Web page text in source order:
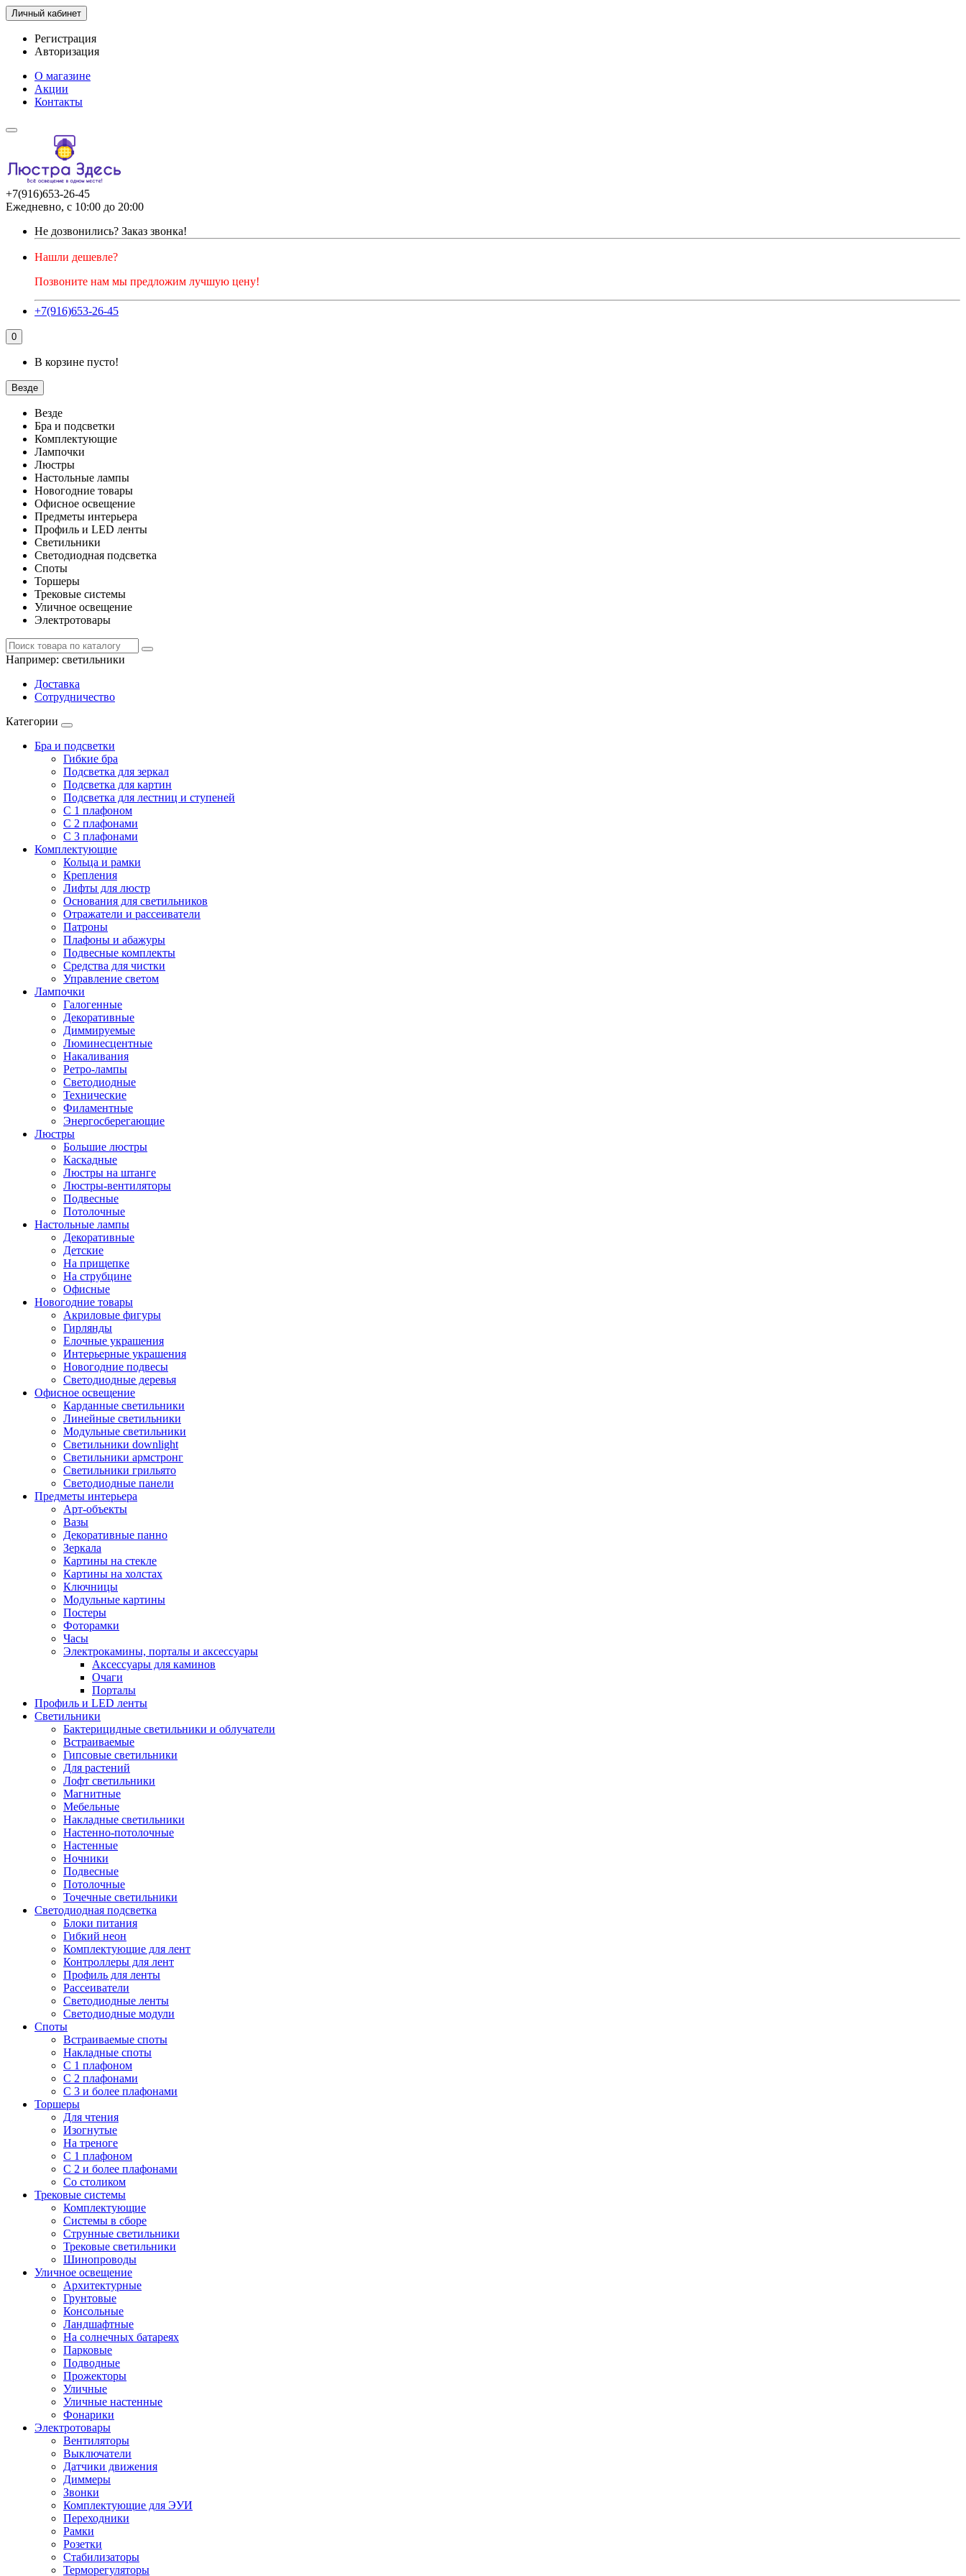
Личный кабинет
Регистрация
Авторизация
О магазине
Акции
Контакты
+7(916)653-26-45
Ежедневно, с 10:00 до 20:00
Не дозвонились? Заказ звонка!
Нашли дешевле?
Позвоните нам мы предложим лучшую цену!
+7(916)653-26-45
0
В корзине пусто!
Везде
Везде
Бра и подсветки
Комплектующие
Лампочки
Люстры
Настольные лампы
Новогодние товары
Офисное освещение
Предметы интерьера
Профиль и LED ленты
Светильники
Светодиодная подсветка
Споты
Торшеры
Трековые системы
Уличное освещение
Электротовары
Например: светильники
Доставка
Сотрудничество
Категории
Бра и подсветки
Гибкие бра
Подсветка для зеркал
Подсветка для картин
Подсветка для лестниц и ступеней
С 1 плафоном
С 2 плафонами
С 3 плафонами
Комплектующие
Кольца и рамки
Крепления
Лифты для люстр
Основания для светильников
Отражатели и рассеиватели
Патроны
Плафоны и абажуры
Подвесные комплекты
Средства для чистки
Управление светом
Лампочки
Галогенные
Декоративные
Диммируемые
Люминесцентные
Накаливания
Ретро-лампы
Светодиодные
Технические
Филаментные
Энергосберегающие
Люстры
Большие люстры
Каскадные
Люстры на штанге
Люстры-вентиляторы
Подвесные
Потолочные
Настольные лампы
Декоративные
Детские
На прищепке
На струбцине
Офисные
Новогодние товары
Акриловые фигуры
Гирлянды
Елочные украшения
Интерьерные украшения
Новогодние подвесы
Светодиодные деревья
Офисное освещение
Карданные светильники
Линейные светильники
Модульные светильники
Светильники downlight
Светильники армстронг
Светильники грильято
Светодиодные панели
Предметы интерьера
Арт-объекты
Вазы
Декоративные панно
Зеркала
Картины на стекле
Картины на холстах
Ключницы
Модульные картины
Постеры
Фоторамки
Часы
Электрокамины, порталы и аксессуары
Аксессуары для каминов
Очаги
Порталы
Профиль и LED ленты
Светильники
Бактерицидные светильники и облучатели
Встраиваемые
Гипсовые светильники
Для растений
Лофт светильники
Магнитные
Мебельные
Накладные светильники
Настенно-потолочные
Настенные
Ночники
Подвесные
Потолочные
Точечные светильники
Светодиодная подсветка
Блоки питания
Гибкий неон
Комплектующие для лент
Контроллеры для лент
Профиль для ленты
Рассеиватели
Светодиодные ленты
Светодиодные модули
Споты
Встраиваемые споты
Накладные споты
С 1 плафоном
С 2 плафонами
С 3 и более плафонами
Торшеры
Для чтения
Изогнутые
На треноге
С 1 плафоном
С 2 и более плафонами
Со столиком
Трековые системы
Комплектующие
Системы в сборе
Струнные светильники
Трековые светильники
Шинопроводы
Уличное освещение
Архитектурные
Грунтовые
Консольные
Ландшафтные
На солнечных батареях
Парковые
Подводные
Прожекторы
Уличные
Уличные настенные
Фонарики
Электротовары
Вентиляторы
Выключатели
Датчики движения
Диммеры
Звонки
Комплектующие для ЭУИ
Переходники
Рамки
Розетки
Стабилизаторы
Терморегуляторы